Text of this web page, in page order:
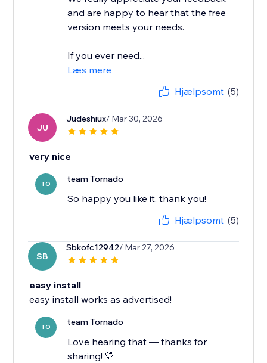
and are happy to hear that the free
version meets your needs.
If you ever need...
Læs mere
Hjælpsomt (5)
JU
Judeshiux/ Mar 30, 2026
very nice
TO team Tornado
So happy you like it, thank you!
Hjælpsomt (5)
SB
Sbkofc12942/ Mar 27, 2026
easy install
easy install works as advertised!
TO team Tornado
Love hearing that — thanks for
sharing! 💛